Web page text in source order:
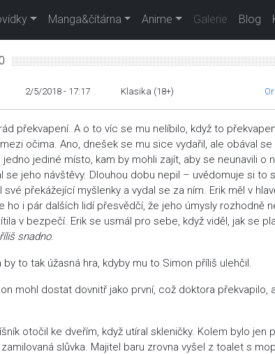
Manga&čítárna Anime Galerie Blog
2/5/2018 - 17:17 Klasika (18+)
překvapení. A o to víc se mu nelíbilo, když to
očima. Ano, dnešek se mu sice vydařil, ale obával
jedno jediné místo, kam by mohli zajít, aby se neunavili
se jeho návštěvy. Dlouhou dobu nepil – uvědomuje si to
své překážející myšlenky a vydal se za ním. Erik měl v
ho i pár dalších lidí přesvědčí, že jeho úmysly rozhodně
v bezpečí. Erik se usmál pro sebe, když viděl, jak se
snadno.
to tak úžasná hra, kdyby mu to Simon příliš ulehčil.
mohl dostat dovnitř jako první, což doktora překvapilo,
otočil ke dveřím, když utíral skleničky. Kolem bylo jen
slůvka. Majitel baru zrovna vyšel z toalet s